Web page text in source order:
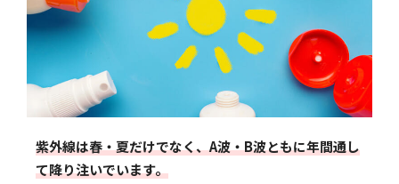
紫外線は春・夏だけでなく、A波・B波ともに年間通し
て降り注いでいます。